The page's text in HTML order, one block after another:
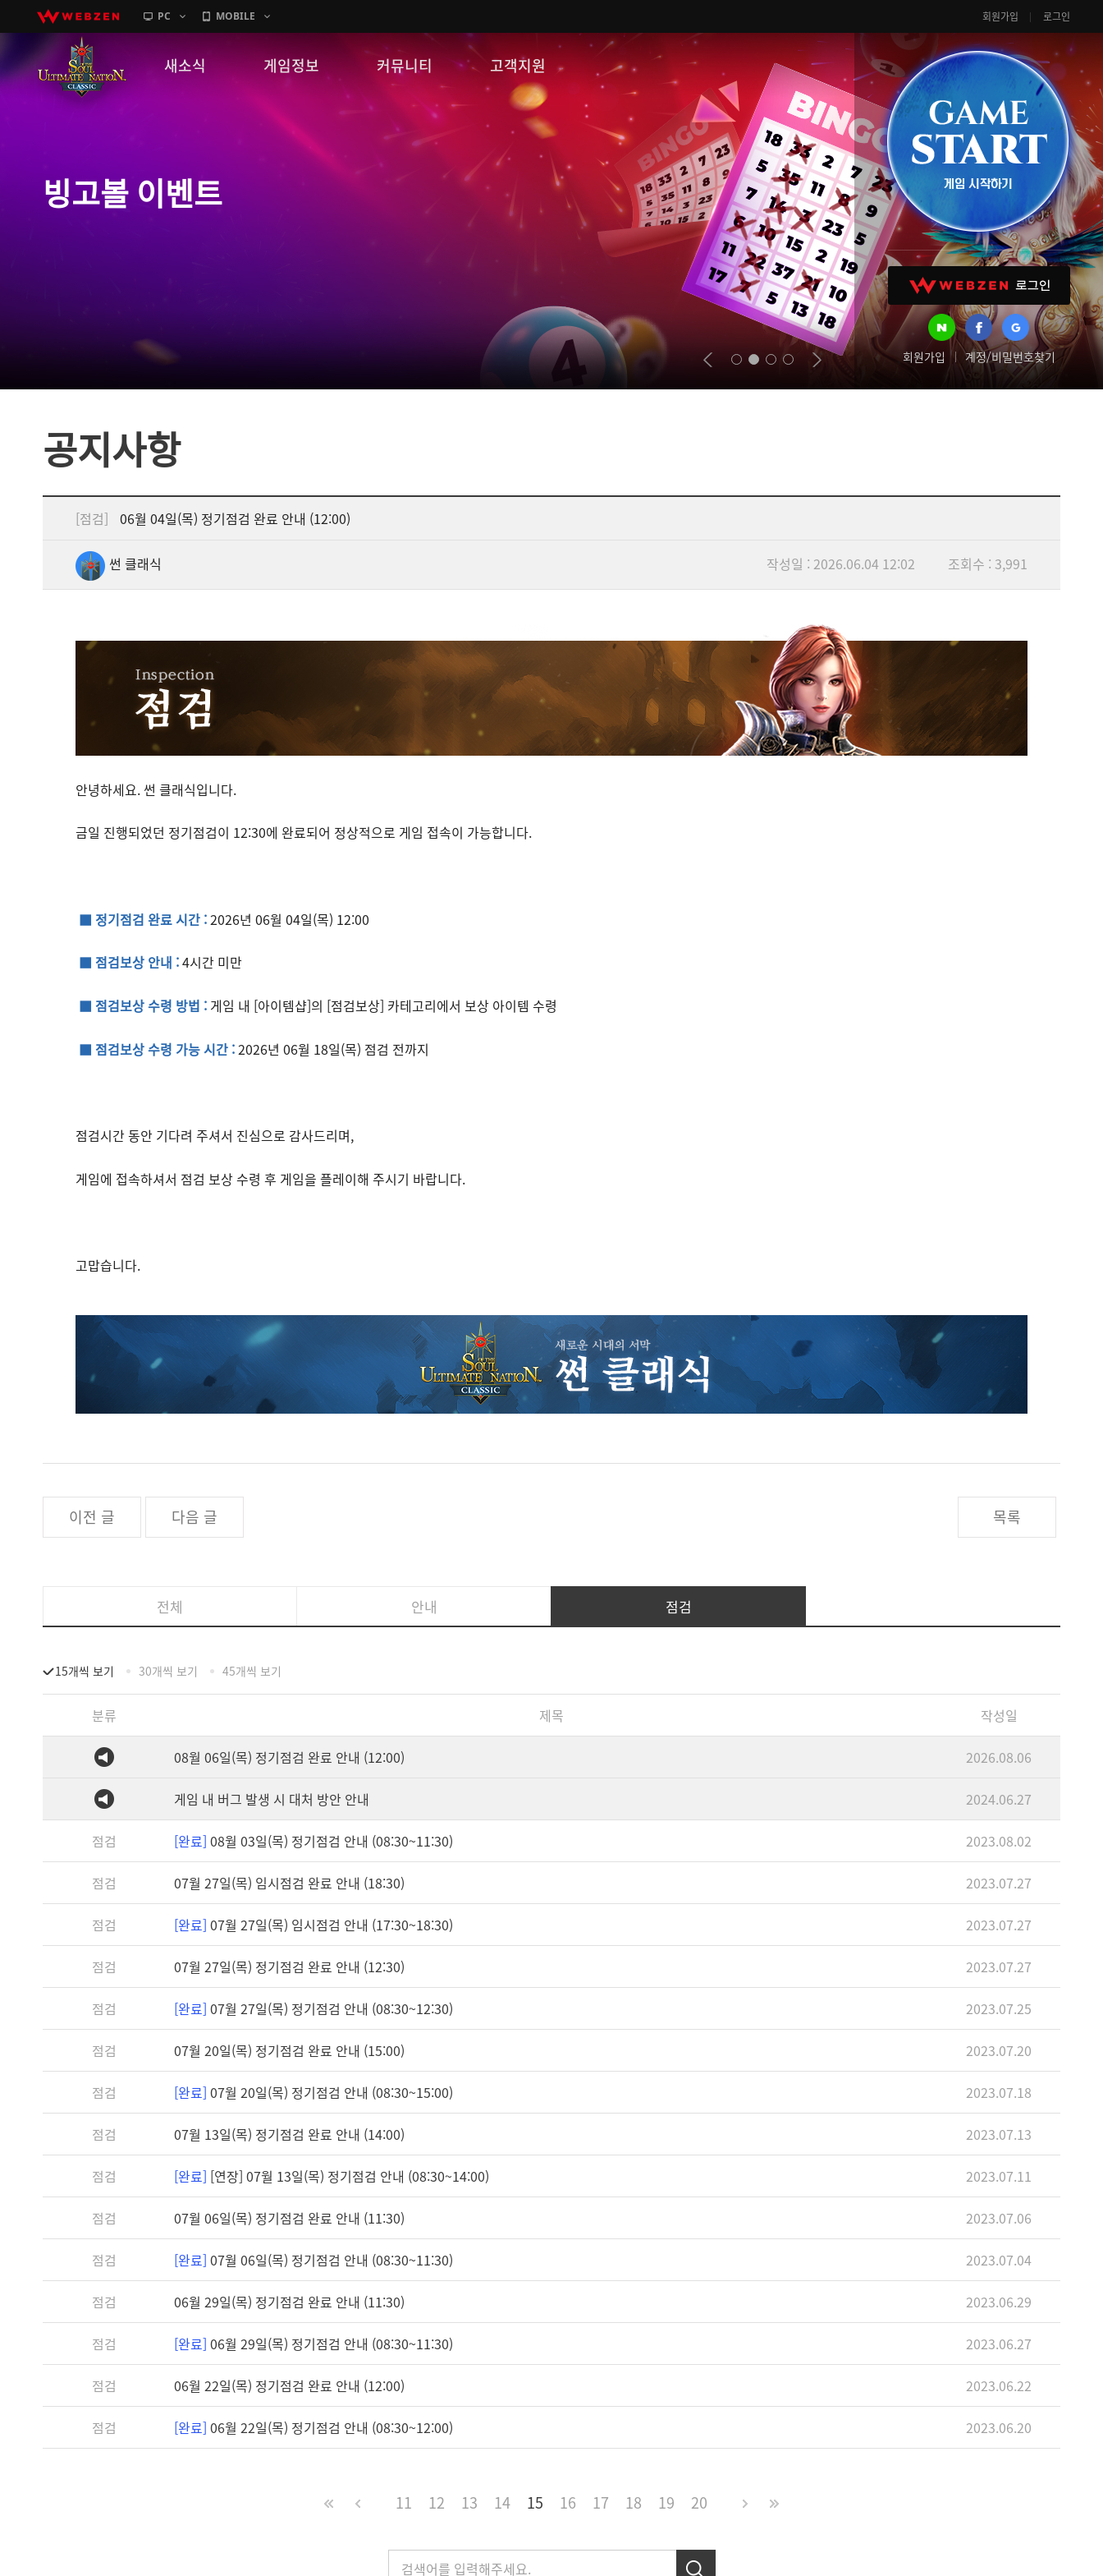
PC MOBILE 회원가입 로그인
회원가입 계정/비밀번호찾기
새소식
GM노트
이벤트
게임정보
세계관
캐릭터소개
커뮤니티
자유게시판
이미지게시판
공략 게시판
고객지원
FAQ
쿠폰등록
빙고볼 이벤트
공지사항
[점검] 06월 04일(목) 정기점검 완료 안내 (12:00)
썬 클래식 작성일 : 2026.06.04 12:02 조회수 : 3,991
안녕하세요. 썬 클래식입니다.
금일 진행되었던 정기점검이 12:30에 완료되어 정상적으로 게임 접속이 가능합니다.
■ 정기점검 완료 시간 :2026년 06월 04일(목) 12:00
■ 점검보상 안내 :4시간 미만
■ 점검보상 수령 방법 : 게임 내 [아이템샵]의 [점검보상] 카테고리에서 보상 아이템 수령
■ 점검보상 수령 가능 시간 :2026년 06월 18일(목) 점검 전까지
점검시간 동안 기다려 주셔서 진심으로 감사드리며,
게임에 접속하셔서 점검 보상 수령 후 게임을 플레이해 주시기 바랍니다.
고맙습니다.
이전 글 다음 글 목록
전체 안내 점검
15개씩 보기 30개씩 보기 45개씩 보기
분류 제목 작성일
08월 06일(목) 정기점검 완료 안내 (12:00) 2026.08.06
게임 내 버그 발생 시 대처 방안 안내 2024.06.27
점검 [완료] 08월 03일(목) 정기점검 안내 (08:30~11:30) 2023.08.02
점검 07월 27일(목) 임시점검 완료 안내 (18:30) 2023.07.27
점검 [완료] 07월 27일(목) 임시점검 안내 (17:30~18:30) 2023.07.27
점검 07월 27일(목) 정기점검 완료 안내 (12:30) 2023.07.27
점검 [완료] 07월 27일(목) 정기점검 안내 (08:30~12:30) 2023.07.25
점검 07월 20일(목) 정기점검 완료 안내 (15:00) 2023.07.20
점검 [완료] 07월 20일(목) 정기점검 안내 (08:30~15:00) 2023.07.18
점검 07월 13일(목) 정기점검 완료 안내 (14:00) 2023.07.13
점검 [완료] [연장] 07월 13일(목) 정기점검 안내 (08:30~14:00) 2023.07.11
점검 07월 06일(목) 정기점검 완료 안내 (11:30) 2023.07.06
점검 [완료] 07월 06일(목) 정기점검 안내 (08:30~11:30) 2023.07.04
점검 06월 29일(목) 정기점검 완료 안내 (11:30) 2023.06.29
점검 [완료] 06월 29일(목) 정기점검 안내 (08:30~11:30) 2023.06.27
점검 06월 22일(목) 정기점검 완료 안내 (12:00) 2023.06.22
점검 [완료] 06월 22일(목) 정기점검 안내 (08:30~12:00) 2023.06.20
11 12 13 14 15 16 17 18 19 20